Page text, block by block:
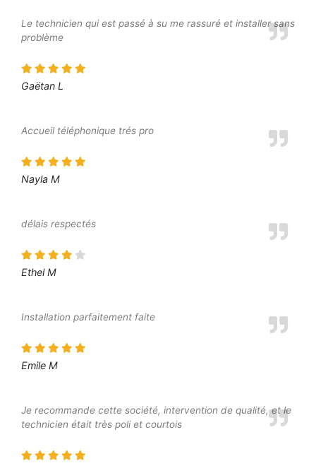
Le technicien qui est passé à su me rassuré et installer sans
problème
Gaëtan L
Accueil téléphonique trés pro
Nayla M
délais respectés
Ethel M
Installation parfaitement faite
Emile M
Je recommande cette société, intervention de qualité, et le
technicien était très poli et courtois